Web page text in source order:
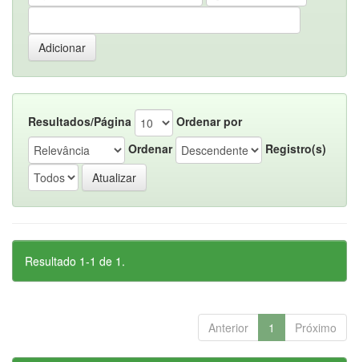
Resultados/Página
Ordenar por
Ordenar
Registro(s)
Resultado 1-1 de 1.
Anterior 1 Próximo